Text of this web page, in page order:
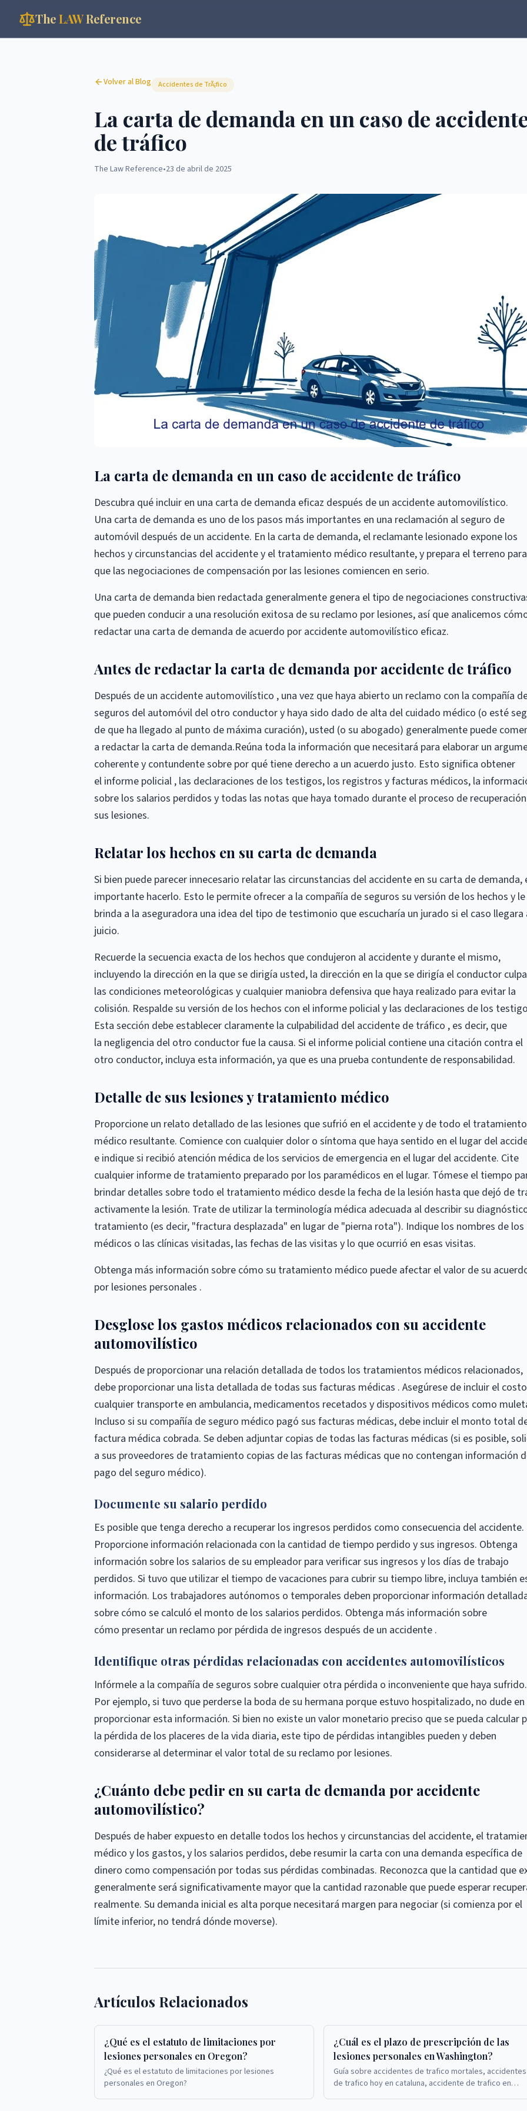
TheLAWReference
Volver al Blog Accidentes de TrÃ¡fico
La carta de demanda en un caso de
de tráfico
The Law Reference•23 de abril de 2025
La carta de demanda en un caso de accidente de tráfico
Descubra qué incluir en una carta de demanda eficaz después de un accidente automovilístico.
Una carta de demanda es uno de los pasos más importantes en una reclamación al seguro de
automóvil después de un accidente. En la carta de demanda, el reclamante lesionado expone los
hechos y circunstancias del accidente y el tratamiento médico resultante, y prepara el terreno para
que las negociaciones de compensación por las lesiones comiencen en serio.
Una carta de demanda bien redactada generalmente genera el tipo de negociaciones
que pueden conducir a una resolución exitosa de su reclamo por lesiones, así que analicemos
redactar una carta de demanda de acuerdo por accidente automovilístico eficaz.
Antes de redactar la carta de demanda por accidente de tráfico
Después de un accidente automovilístico , una vez que haya abierto un reclamo con la compañía
seguros del automóvil del otro conductor y haya sido dado de alta del cuidado médico (o esté
de que ha llegado al punto de máxima curación), usted (o su abogado) generalmente puede
a redactar la carta de demanda.Reúna toda la información que necesitará para elaborar un
coherente y contundente sobre por qué tiene derecho a un acuerdo justo. Esto significa obtener
el informe policial , las declaraciones de los testigos, los registros y facturas médicos, la
sobre los salarios perdidos y todas las notas que haya tomado durante el proceso de
sus lesiones.
Relatar los hechos en su carta de demanda
Si bien puede parecer innecesario relatar las circunstancias del accidente en su carta de demanda,
importante hacerlo. Esto le permite ofrecer a la compañía de seguros su versión de los hechos y le
brinda a la aseguradora una idea del tipo de testimonio que escucharía un jurado si el caso llegara
juicio.
Recuerde la secuencia exacta de los hechos que condujeron al accidente y durante el mismo,
incluyendo la dirección en la que se dirigía usted, la dirección en la que se dirigía el conductor
las condiciones meteorológicas y cualquier maniobra defensiva que haya realizado para evitar la
colisión. Respalde su versión de los hechos con el informe policial y las declaraciones de los
Esta sección debe establecer claramente la culpabilidad del accidente de tráfico , es decir, que
la negligencia del otro conductor fue la causa. Si el informe policial contiene una citación contra el
otro conductor, incluya esta información, ya que es una prueba contundente de responsabilidad.
Detalle de sus lesiones y tratamiento médico
Proporcione un relato detallado de las lesiones que sufrió en el accidente y de todo el tratamiento
médico resultante. Comience con cualquier dolor o síntoma que haya sentido en el lugar del
e indique si recibió atención médica de los servicios de emergencia en el lugar del accidente. Cite
cualquier informe de tratamiento preparado por los paramédicos en el lugar. Tómese el tiempo
brindar detalles sobre todo el tratamiento médico desde la fecha de la lesión hasta que dejó de
activamente la lesión. Trate de utilizar la terminología médica adecuada al describir su
tratamiento (es decir, "fractura desplazada" en lugar de "pierna rota"). Indique los nombres de los
médicos o las clínicas visitadas, las fechas de las visitas y lo que ocurrió en esas visitas.
Obtenga más información sobre cómo su tratamiento médico puede afectar el valor de su
por lesiones personales .
Desglose los gastos médicos relacionados con su accidente
automovilístico
Después de proporcionar una relación detallada de todos los tratamientos médicos relacionados,
debe proporcionar una lista detallada de todas sus facturas médicas . Asegúrese de incluir el
cualquier transporte en ambulancia, medicamentos recetados y dispositivos médicos como
Incluso si su compañía de seguro médico pagó sus facturas médicas, debe incluir el monto total
factura médica cobrada. Se deben adjuntar copias de todas las facturas médicas (si es posible,
a sus proveedores de tratamiento copias de las facturas médicas que no contengan información
pago del seguro médico).
Documente su salario perdido
Es posible que tenga derecho a recuperar los ingresos perdidos como consecuencia del accidente.
Proporcione información relacionada con la cantidad de tiempo perdido y sus ingresos. Obtenga
información sobre los salarios de su empleador para verificar sus ingresos y los días de trabajo
perdidos. Si tuvo que utilizar el tiempo de vacaciones para cubrir su tiempo libre, incluya también
información. Los trabajadores autónomos o temporales deben proporcionar información
sobre cómo se calculó el monto de los salarios perdidos. Obtenga más información sobre
cómo presentar un reclamo por pérdida de ingresos después de un accidente .
Identifique otras pérdidas relacionadas con accidentes automovilísticos
Infórmele a la compañía de seguros sobre cualquier otra pérdida o inconveniente que haya sufrido.
Por ejemplo, si tuvo que perderse la boda de su hermana porque estuvo hospitalizado, no dude en
proporcionar esta información. Si bien no existe un valor monetario preciso que se pueda calcular
la pérdida de los placeres de la vida diaria, este tipo de pérdidas intangibles pueden y deben
considerarse al determinar el valor total de su reclamo por lesiones.
¿Cuánto debe pedir en su carta de demanda por accidente
automovilístico?
Después de haber expuesto en detalle todos los hechos y circunstancias del accidente, el
médico y los gastos, y los salarios perdidos, debe resumir la carta con una demanda específica de
dinero como compensación por todas sus pérdidas combinadas. Reconozca que la cantidad que
generalmente será significativamente mayor que la cantidad razonable que puede esperar
realmente. Su demanda inicial es alta porque necesitará margen para negociar (si comienza por el
límite inferior, no tendrá dónde moverse).
Artículos Relacionados
¿Qué es el estatuto de limitaciones por
lesiones personales en Oregon?
¿Qué es el estatuto de limitaciones por lesiones
personales en Oregon?
¿Cuál es el plazo de prescripción de las
lesiones personales en Washington?
Guía sobre accidentes de trafico mortales, accidentes
de trafico hoy en cataluna, accidente de trafico en